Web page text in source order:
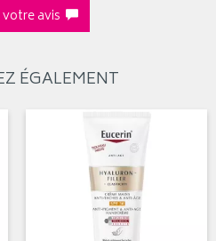
avis
ÉGALEMENT